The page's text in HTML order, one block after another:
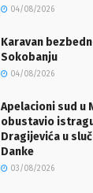
04/08/2026
Karavan
Sokobanju
04/08/2026
Apelacioni sud u
obustavio
Dragijevića u
Danke
03/08/2026